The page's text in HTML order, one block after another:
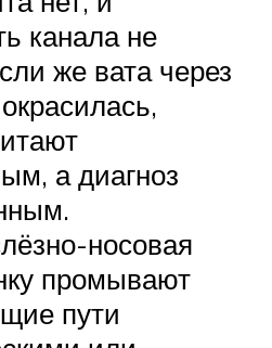
канала не
же вата через
а диагноз
носовая
промывают
пути